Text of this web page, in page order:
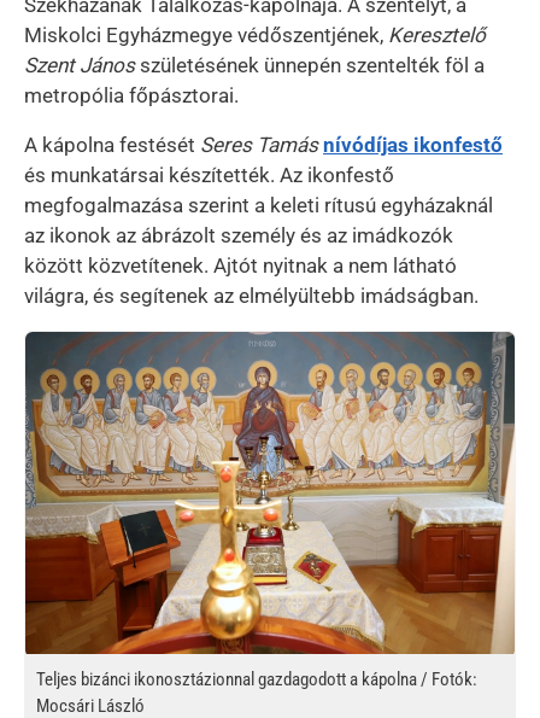
Miskolci Egyházmegye védőszentjének, Keresztelő
Szent Jánosszületésének ünnepén szentelték föl a
metropólia főpásztorai.
A kápolna festését Seres Tamás nívódíjas ikonfestő
és munkatársai készítették. Az ikonfestő
megfogalmazása szerint a keleti rítusú egyházaknál
az ikonok az ábrázolt személy és az imádkozók
között közvetítenek. Ajtót nyitnak a nem látható
világra, és segítenek az elmélyültebb imádságban.
Kép
Teljes bizánci ikonosztázionnal gazdagodott a kápolna / Fotók:
Mocsári László